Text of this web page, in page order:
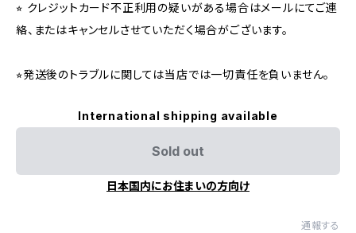
⭐︎ クレジットカード不正利用の疑いがある場合はメールにてご連
絡、またはキャンセルさせていただく場合がございます。
⭐︎発送後のトラブルに関しては当店では一切責任を負いません。
International shipping available
Sold out
日本国内にお住まいの方向け
通報する